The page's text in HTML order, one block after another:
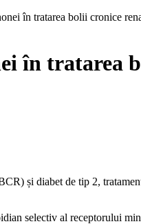
în tratarea bolii cronice
în tratarea
și diabet de tip 2,
selectiv al receptorului